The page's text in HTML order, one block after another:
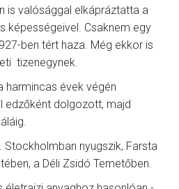
is valósággal elkápráztatta a
képességeivel. Csaknem egy
ben tért haza. Még ekkor is
tizenegynek.
harmincas évek végén
edzőként dolgozott, majd
Stockholmban nyugszik, Farsta
a Déli Zsidó Temetőben.